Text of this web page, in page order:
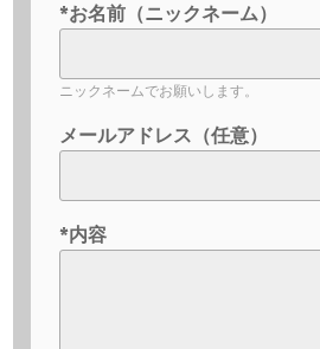
*お名前（ニックネーム）
ニックネームでお願いします。
メールアドレス（任意）
*内容